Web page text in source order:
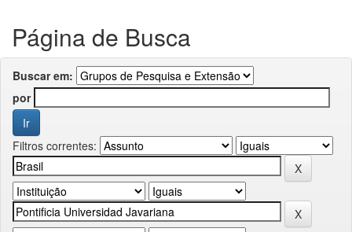
Página de Busca
Buscar em:
por
Filtros correntes: